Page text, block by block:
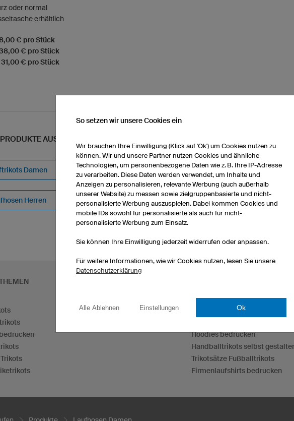
oder normal
erhältlich
€ pro Stück
€ pro Stück
€ pro Stück
AUS UNSEREM SORTIMENT
Damen Jacken Damen Lauftrikots Kinder
Herren Laufshirts bedrucken
Esporttrikots
Hoodies bedrucken
Handballtrikots selbst
Trikotsätze Fußballtrikots
Firmenlaufshirts bedrucken
So setzen wir unsere Cookies ein
Wir brauchen Ihre Einwilligung (Klick auf 'Ok') um Cookies nutzen zu
können. Wir und unsere Partner nutzen Cookies und ähnliche
Technologien, um personenbezogene Daten wie z. B. Ihre IP-Adresse
zu verarbeiten. Diese Daten werden verwendet, um Inhalte und
Anzeigen zu personalisieren, relevante Werbung (auch außerhalb
unserer Website) zu messen sowie zielgruppenbasierte und nicht-
personalisierte Werbung auszuspielen. Dabei kommen Cookies und
mobile IDs sowohl für personalisierte als auch für nicht-
personalisierte Werbung zum Einsatz.
Sie können Ihre Einwilligung jederzeit widerrufen oder anpassen.
Für weitere Informationen, wie wir Cookies nutzen, lesen Sie unsere
Datenschutzerklärung
Alle Ablehnen Einstellungen Ok